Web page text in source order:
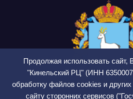
Продолжая использовать
"Кинельский РЦ" (ИНН
обработку файлов cookies и
сайту сторонних сервисов